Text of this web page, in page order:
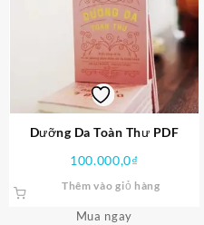
Dưỡng Da Toàn Thư PDF
100.000,0₫
Thêm vào giỏ hàng
Mua ngay